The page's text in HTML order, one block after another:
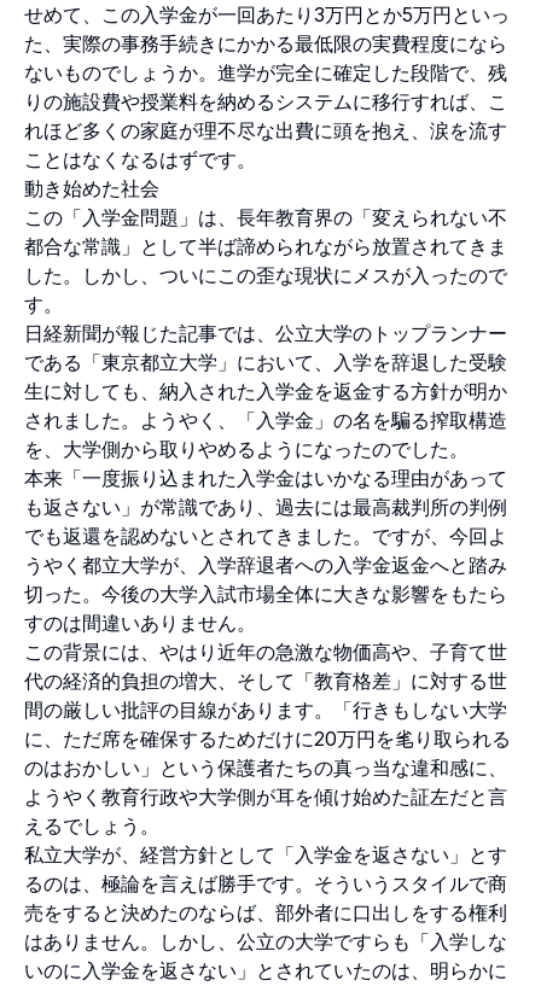
せめて、この入学金が一回あたり3万円とか5万円といっ
た、実際の事務手続きにかかる最低限の実費程度になら
ないものでしょうか。進学が完全に確定した段階で、残
りの施設費や授業料を納めるシステムに移行すれば、こ
れほど多くの家庭が理不尽な出費に頭を抱え、涙を流す
ことはなくなるはずです。
動き始めた社会
この「入学金問題」は、長年教育界の「変えられない不
都合な常識」として半ば諦められながら放置されてきま
した。しかし、ついにこの歪な現状にメスが入ったので
す。
日経新聞が報じた記事では、公立大学のトップランナー
である「東京都立大学」において、入学を辞退した受験
生に対しても、納入された入学金を返金する方針が明か
されました。ようやく、「入学金」の名を騙る搾取構造
を、大学側から取りやめるようになったのでした。
本来「一度振り込まれた入学金はいかなる理由があって
も返さない」が常識であり、過去には最高裁判所の判例
でも返還を認めないとされてきました。ですが、今回よ
うやく都立大学が、入学辞退者への入学金返金へと踏み
切った。今後の大学入試市場全体に大きな影響をもたら
すのは間違いありません。
この背景には、やはり近年の急激な物価高や、子育て世
代の経済的負担の増大、そして「教育格差」に対する世
間の厳しい批評の目線があります。「行きもしない大学
に、ただ席を確保するためだけに20万円を毟り取られる
のはおかしい」という保護者たちの真っ当な違和感に、
ようやく教育行政や大学側が耳を傾け始めた証左だと言
えるでしょう。
私立大学が、経営方針として「入学金を返さない」とす
るのは、極論を言えば勝手です。そういうスタイルで商
売をすると決めたのならば、部外者に口出しをする権利
はありません。しかし、公立の大学ですらも「入学しな
いのに入学金を返さない」とされていたのは、明らかに